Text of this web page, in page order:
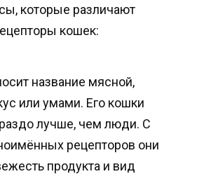
которые различают
кошек:
название мясной,
или умами. Его кошки
лучше, чем люди. С
рецепторов они
продукта и вид